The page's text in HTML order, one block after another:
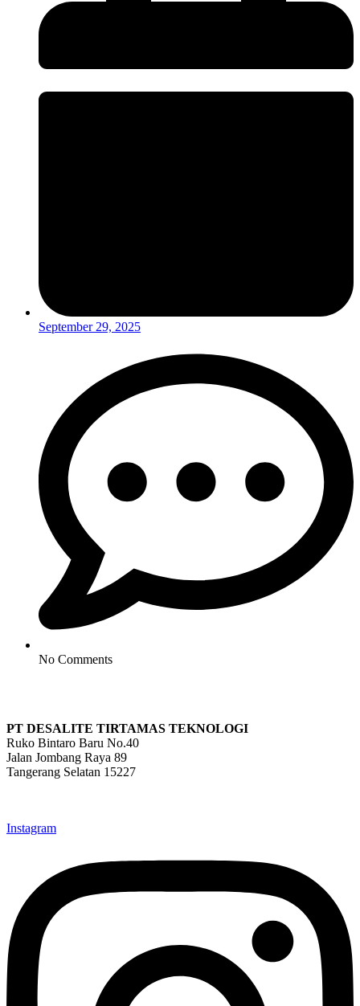
September 29, 2025
No Comments
PT DESALITE TIRTAMAS TEKNOLOGI
Ruko Bintaro Baru No.40
Jalan Jombang Raya 89
Tangerang Selatan 15227
Instagram